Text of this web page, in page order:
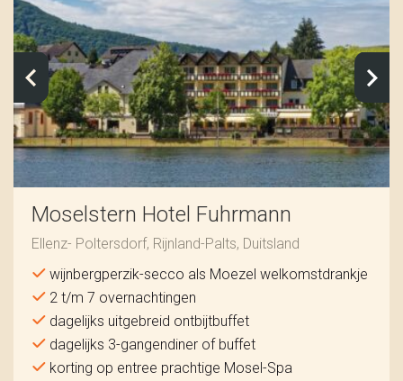
Moselstern Hotel Fuhrmann
Ellenz- Poltersdorf, Rijnland-Palts, Duitsland
wijnbergperzik-secco als Moezel welkomstdrankje
2 t/m 7 overnachtingen
dagelijks uitgebreid ontbijtbuffet
dagelijks 3-gangendiner of buffet
korting op entree prachtige Mosel-Spa